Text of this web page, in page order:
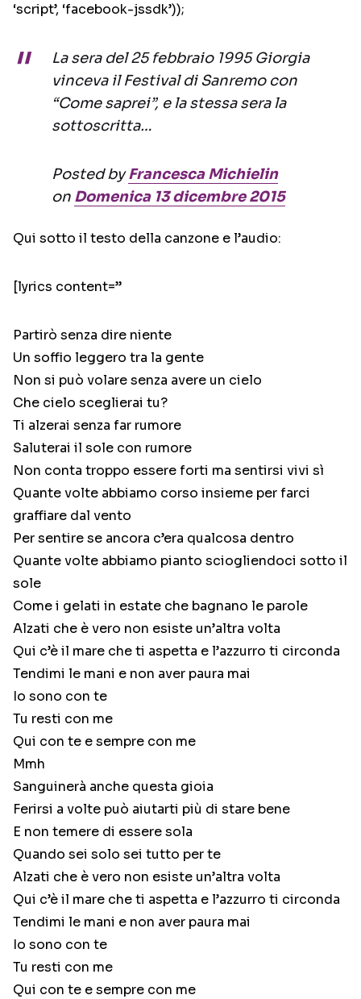
‘script’, ‘facebook-jssdk’));
La sera del 25 febbraio 1995 Giorgia
vinceva il Festival di Sanremo con
“Come saprei”, e la stessa sera la
sottoscritta…
Posted byFrancesca Michielin
on Domenica 13 dicembre 2015
Qui sotto il testo della canzone e l’audio:
[lyrics content=”
Partirò senza dire niente
Un soffio leggero tra la gente
Non si può volare senza avere un cielo
Che cielo sceglierai tu?
Ti alzerai senza far rumore
Saluterai il sole con rumore
Non conta troppo essere forti ma sentirsi vivi sì
Quante volte abbiamo corso insieme per farci
graffiare dal vento
Per sentire se ancora c’era qualcosa dentro
Quante volte abbiamo pianto sciogliendoci sotto il
sole
Come i gelati in estate che bagnano le parole
Alzati che è vero non esiste un’altra volta
Qui c’è il mare che ti aspetta e l’azzurro ti circonda
Tendimi le mani e non aver paura mai
Io sono con te
Tu resti con me
Qui con te e sempre con me
Mmh
Sanguinerà anche questa gioia
Ferirsi a volte può aiutarti più di stare bene
E non temere di essere sola
Quando sei solo sei tutto per te
Alzati che è vero non esiste un’altra volta
Qui c’è il mare che ti aspetta e l’azzurro ti circonda
Tendimi le mani e non aver paura mai
Io sono con te
Tu resti con me
Qui con te e sempre con me